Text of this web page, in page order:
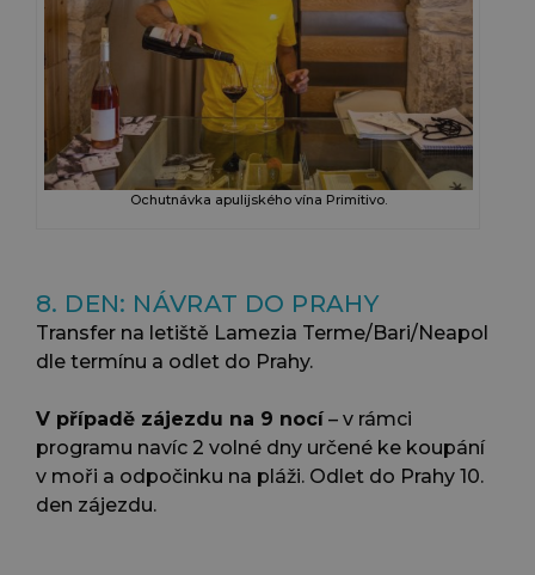
Ochutnávka apulijského vína Primitivo.
8. DEN: NÁVRAT DO PRAHY
Transfer na letiště Lamezia Terme/Bari/Neapol
dle termínu a odlet do Prahy.
V případě zájezdu na 9 nocí – v rámci
programu navíc 2 volné dny určené ke koupání
v moři a odpočinku na pláži. Odlet do Prahy 10.
den zájezdu.